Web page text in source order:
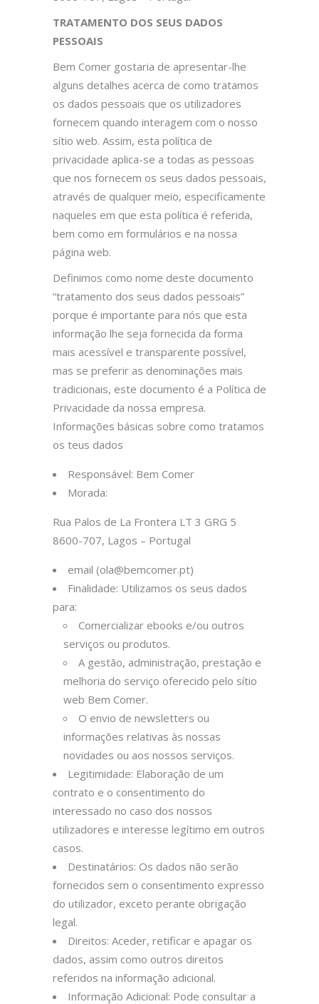
TRATAMENTO DOS SEUS DADOS
PESSOAIS
Bem Comer gostaria de apresentar-lhe
alguns detalhes acerca de como tratamos
os dados pessoais que os utilizadores
fornecem quando interagem com o nosso
sítio web. Assim, esta política de
privacidade aplica-se a todas as pessoas
que nos fornecem os seus dados pessoais,
através de qualquer meio, especificamente
naqueles em que esta política é referida,
bem como em formulários e na nossa
página web.
Definimos como nome deste documento
“tratamento dos seus dados pessoais”
porque é importante para nós que esta
informação lhe seja fornecida da forma
mais acessível e transparente possível,
mas se preferir as denominações mais
tradicionais, este documento é a Política de
Privacidade da nossa empresa.
Informações básicas sobre como tratamos
os teus dados
Responsável: Bem Comer
Morada:
Rua Palos de La Frontera LT 3 GRG 5
8600-707, Lagos – Portugal
email (ola@bemcomer.pt)
Finalidade: Utilizamos os seus dados
para:
Comercializar ebooks e/ou outros
serviços ou produtos.
A gestão, administração, prestação e
melhoria do serviço oferecido pelo sítio
web Bem Comer.
O envio de newsletters ou
informações relativas às nossas
novidades ou aos nossos serviços.
Legitimidade: Elaboração de um
contrato e o consentimento do
interessado no caso dos nossos
utilizadores e interesse legítimo em outros
casos.
Destinatários: Os dados não serão
fornecidos sem o consentimento expresso
do utilizador, exceto perante obrigação
legal.
Direitos: Aceder, retificar e apagar os
dados, assim como outros direitos
referidos na informação adicional.
Informação Adicional: Pode consultar a